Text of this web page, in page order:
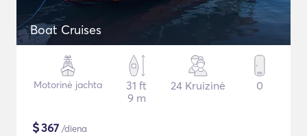
Boat Cruises
Motorinė jachta
31 ft
9 m
24 Kruizinė 0
$367 /diena